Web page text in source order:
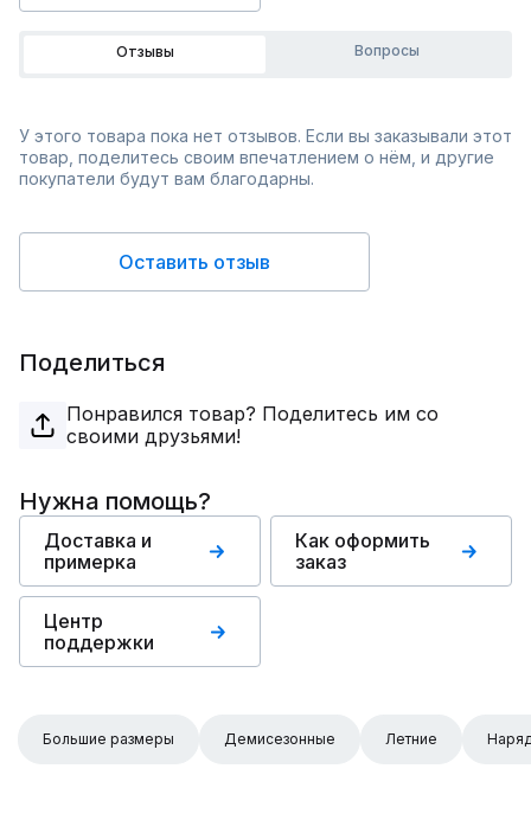
Отзывы Вопросы
У этого товара пока нет отзывов. Если вы заказывали этот
товар, поделитесь своим впечатлением о нём, и другие
покупатели будут вам благодарны.
Оставить отзыв
Поделиться
Понравился товар? Поделитесь им со
своими друзьями!
Нужна помощь?
Доставка и
примерка
Как оформить
заказ
Центр
поддержки
Большие размеры Демисезонные Летние